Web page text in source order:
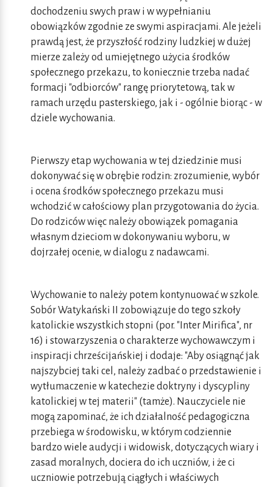
dochodzeniu swych praw i w wypełnianiu
obowiązków zgodnie ze swymi aspiracjami. Ale jeżeli
prawdą jest, że przyszłość rodziny ludzkiej w dużej
mierze zależy od umiejętnego użycia środków
społecznego przekazu, to koniecznie trzeba nadać
formacji "odbiorców" rangę priorytetową, tak w
ramach urzędu pasterskiego, jak i - ogólnie biorąc - w
dziele wychowania.
Pierwszy etap wychowania w tej dziedzinie musi
dokonywać się w obrębie rodzin: zrozumienie, wybór
i ocena środków społecznego przekazu musi
wchodzić w całościowy plan przygotowania do życia.
Do rodziców więc należy obowiązek pomagania
własnym dzieciom w dokonywaniu wyboru, w
dojrzałej ocenie, w dialogu z nadawcami.
Wychowanie to należy potem kontynuować w szkole.
Sobór Watykański II zobowiązuje do tego szkoły
katolickie wszystkich stopni (por. "Inter Mirifica", nr
16) i stowarzyszenia o charakterze wychowawczym i
inspiracji chrześcijańskiej i dodaje: "Aby osiągnąć jak
najszybciej taki cel, należy zadbać o przedstawienie i
wytłumaczenie w katechezie doktryny i dyscypliny
katolickiej w tej materii" (tamże). Nauczyciele nie
mogą zapominać, że ich działalność pedagogiczna
przebiega w środowisku, w którym codziennie
bardzo wiele audycji i widowisk, dotyczących wiary i
zasad moralnych, dociera do ich uczniów, i że ci
uczniowie potrzebują ciągłych i właściwych